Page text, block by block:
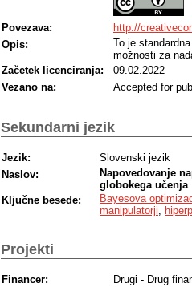
Povezava:
http://
Opis:
To je
možnosti za
Začetek licenciranja:
09.02.2022
Vezano na:
Accepted for
Sekundarni jezik
Jezik:
Slovenski jezik
Naslov:
Napovedovanje
globokega učenja
Ključne besede:
Bayesova
manipulatorji
Projekti
Financer:
Drugi - Drug